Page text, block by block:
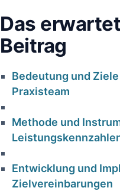
Das
Beitrag
Bedeutung und
Praxisteam
Methode und
Entwicklung und
Zielvereinbarungen